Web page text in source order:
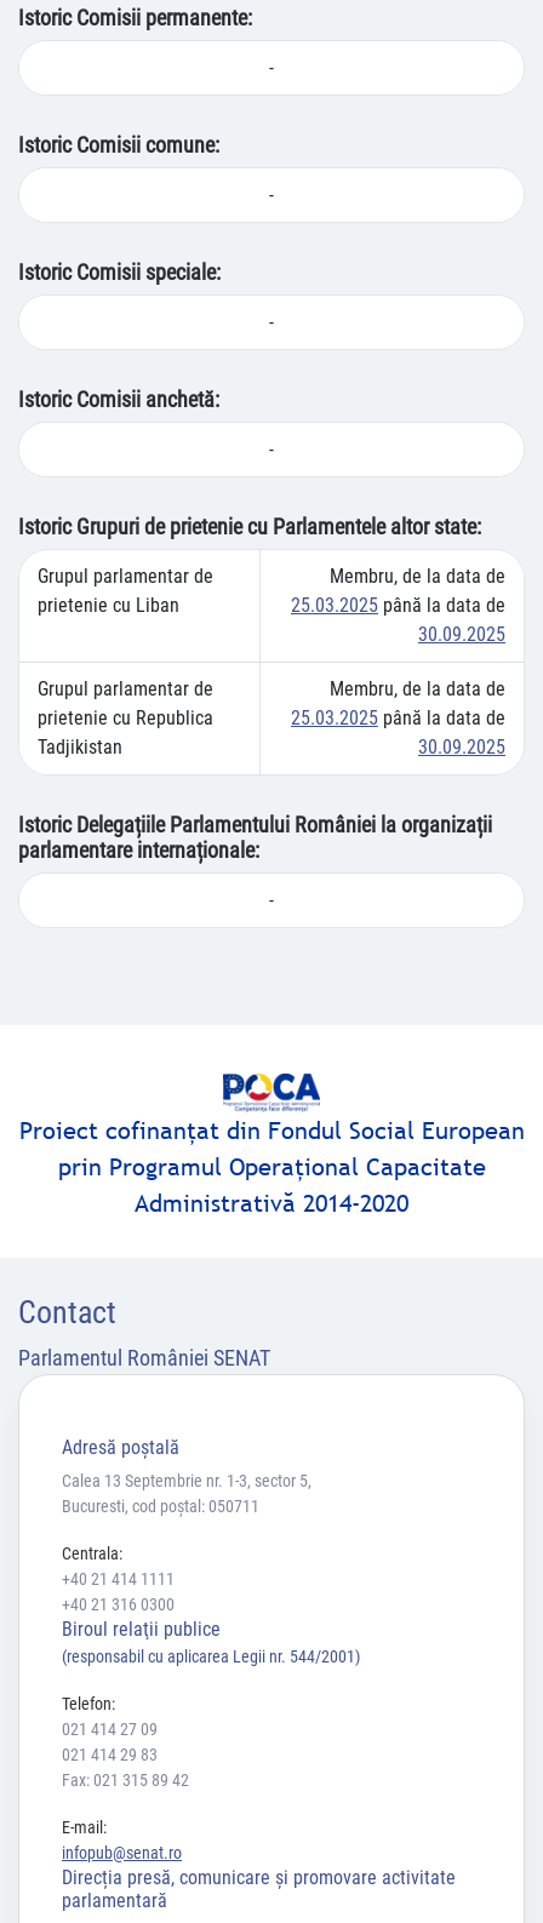
Istoric Comisii permanente:
-
Istoric Comisii comune:
-
Istoric Comisii speciale:
-
Istoric Comisii anchetă:
-
Istoric Grupuri de prietenie cu Parlamentele altor state:
Grupul parlamentar de
prietenie cu Liban
Membru, de la data de
25.03.2025 până la data de
30.09.2025
Grupul parlamentar de
prietenie cu Republica
Tadjikistan
Membru, de la data de
25.03.2025 până la data de
30.09.2025
Istoric Delegațiile Parlamentului României la organizații
parlamentare internaționale:
-
Proiect cofinanţat din Fondul Social European
prin Programul Operaţional Capacitate
Administrativă 2014-2020
Contact
Parlamentul României SENAT
Adresă poştală
Calea 13 Septembrie nr. 1-3, sector 5,
Bucuresti, cod poștal: 050711
Centrala:
+40 21 414 1111
+40 21 316 0300
Biroul relaţii publice
(responsabil cu aplicarea Legii nr. 544/2001)
Telefon:
021 414 27 09
021 414 29 83
Fax: 021 315 89 42
E-mail:
infopub@senat.ro
Direcția presă, comunicare și promovare activitate
parlamentară